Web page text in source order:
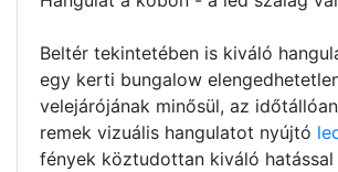
Beltér tekintetében is kiváló
egy kerti bungalow
velejárójának minősül, az
remek vizuális hangulatot nyújtó
fények köztudottan kiváló hatással